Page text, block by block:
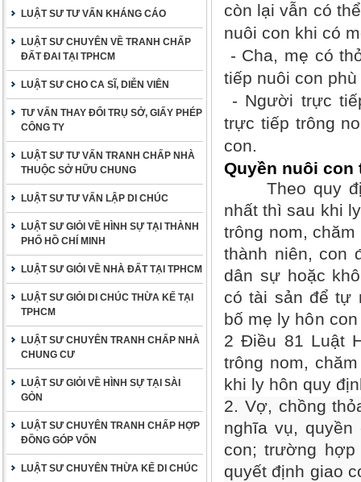
LUẬT SƯ TƯ VẤN KHÁNG CÁO
LUẬT SƯ CHUYÊN VỀ TRANH CHẤP
ĐẤT ĐAI TẠI TPHCM
LUẬT SƯ CHO CA SĨ, DIỄN VIÊN
TƯ VẤN THAY ĐỔI TRỤ SỞ, GIẤY PHÉP
CÔNG TY
LUẬT SƯ TƯ VẤN TRANH CHẤP NHÀ
THUỘC SỞ HỮU CHUNG
LUẬT SƯ TƯ VẤN LẬP DI CHÚC
LUẬT SƯ GIỎI VỀ HÌNH SỰ TẠI THÀNH
PHỐ HỒ CHÍ MINH
LUẬT SƯ GIỎI VỀ NHÀ ĐẤT TẠI TPHCM
LUẬT SƯ GIỎI DI CHÚC THỪA KẾ TẠI
TPHCM
LUẬT SƯ CHUYÊN TRANH CHẤP NHÀ
CHUNG CƯ
LUẬT SƯ GIỎI VỀ HÌNH SỰ TẠI SÀI
GÒN
LUẬT SƯ CHUYÊN TRANH CHẤP HỢP
ĐỒNG GÓP VỐN
LUẬT SƯ CHUYÊN THỪA KẾ DI CHÚC
còn lại vẫn có
nuôi con khi có
- Cha, mẹ có
tiếp nuôi con
- Người trực
trực tiếp trông
con.
Quyền nuôi
Theo quy
nhất thì sau khi
trông nom,
thành niên, con
dân sự hoặc
có tài sản để tự
bố mẹ ly hôn
2 Điều 81 Luật
trông nom,
khi ly hôn quy
2. Vợ, chồng
nghĩa vụ,
con; trường
quyết định giao